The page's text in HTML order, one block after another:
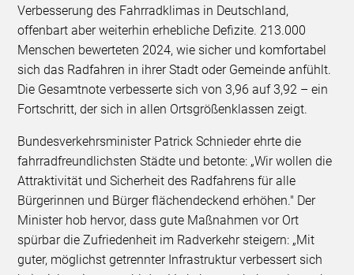
Verbesserung des Fahrradklimas in Deutschland,
offenbart aber weiterhin erhebliche Defizite. 213.000
Menschen bewerteten 2024, wie sicher und komfortabel
sich das Radfahren in ihrer Stadt oder Gemeinde anfühlt.
Die Gesamtnote verbesserte sich von 3,96 auf 3,92 – ein
Fortschritt, der sich in allen Ortsgrößenklassen zeigt.
Bundesverkehrsminister Patrick Schnieder ehrte die
fahrradfreundlichsten Städte und betonte: „Wir wollen die
Attraktivität und Sicherheit des Radfahrens für alle
Bürgerinnen und Bürger flächendeckend erhöhen." Der
Minister hob hervor, dass gute Maßnahmen vor Ort
spürbar die Zufriedenheit im Radverkehr steigern: „Mit
guter, möglichst getrennter Infrastruktur verbessert sich